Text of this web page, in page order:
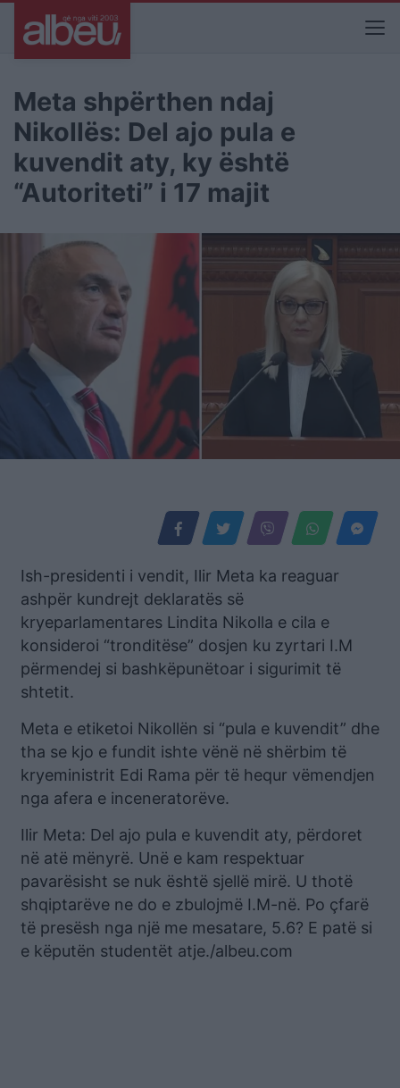
Meta shpërthen ndaj
Nikollës: Del ajo pula e
kuvendit aty, ky është
“Autoriteti” i 17 majit
Ish-presidenti i vendit, Ilir Meta ka reaguar
ashpër kundrejt deklaratës së
kryeparlamentares Lindita Nikolla e cila e
konsideroi “tronditëse” dosjen ku zyrtari I.M
përmendej si bashkëpunëtoar i sigurimit të
shtetit.
Meta e etiketoi Nikollën si “pula e kuvendit” dhe
tha se kjo e fundit ishte vënë në shërbim të
kryeministrit Edi Rama për të hequr vëmendjen
nga afera e inceneratorëve.
Ilir Meta: Del ajo pula e kuvendit aty, përdoret
në atë mënyrë. Unë e kam respektuar
pavarësisht se nuk është sjellë mirë. U thotë
shqiptarëve ne do e zbulojmë I.M-në. Po çfarë
të presësh nga një me mesatare, 5.6? E patë si
e këputën studentët atje./albeu.com